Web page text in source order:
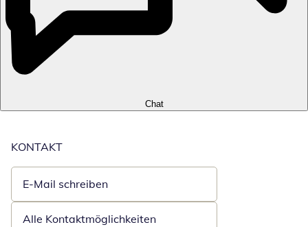
Chat
KONTAKT
E-Mail schreiben
Öffnet E-Mail-Client
Alle Kontaktmöglichkeiten